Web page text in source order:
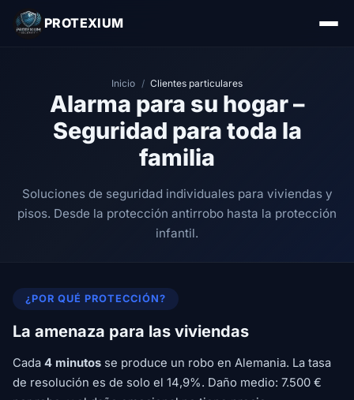
PROTEXIUM
Inicio / Clientes particulares
Alarma para su hogar –
Seguridad para toda la
familia
Soluciones de seguridad individuales para viviendas y
pisos. Desde la protección antirrobo hasta la protección
infantil.
¿POR QUÉ PROTECCIÓN?
La amenaza para las viviendas
Cada 4 minutos se produce un robo en Alemania. La tasa
de resolución es de solo el 14,9%. Daño medio: 7.500 €